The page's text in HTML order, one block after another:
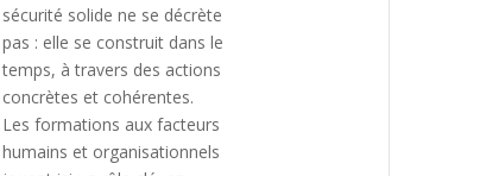
sécurité solide ne se décrète
pas : elle se construit dans le
temps, à travers des actions
concrètes et cohérentes.
Les formations aux facteurs
humains et organisationnels